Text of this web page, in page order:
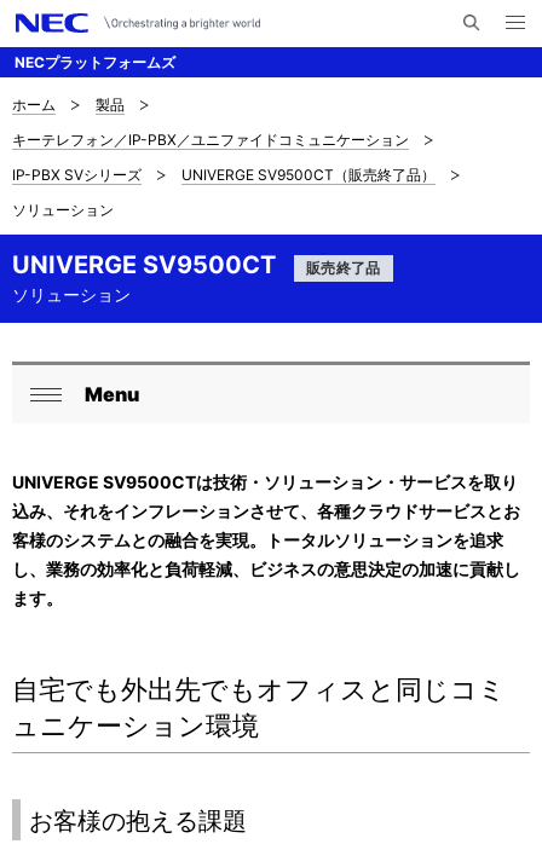
NECプラットフォームズ
メ
ニ
ナ
ビ
ゲ
ー
シ
ョ
サ
イ
ト
の
置
を
表
示
て
い
す
ホーム
製品
キーテレフォン／IP-PBX／ユニファイドコミュニケーション
IP-PBX SVシリーズ
UNIVERGE SV9500CT（販売終了品）
ソリューション
UNIVERGE SV9500CT 販売終了品
ソリューション
ロ
カ
ル
ナ
ゲ
ー
シ
ョ
る
Menu
UNIVERGE SV9500CTは技術・ソリューション・サービスを取り
込み、それをインフレーションさせて、各種クラウドサービスとお
客様のシステムとの融合を実現。トータルソリューションを追求
し、業務の効率化と負荷軽減、ビジネスの意思決定の加速に貢献し
ます。
自宅でも外出先でもオフィスと同じコミ
ュニケーション環境
お客様の抱える課題